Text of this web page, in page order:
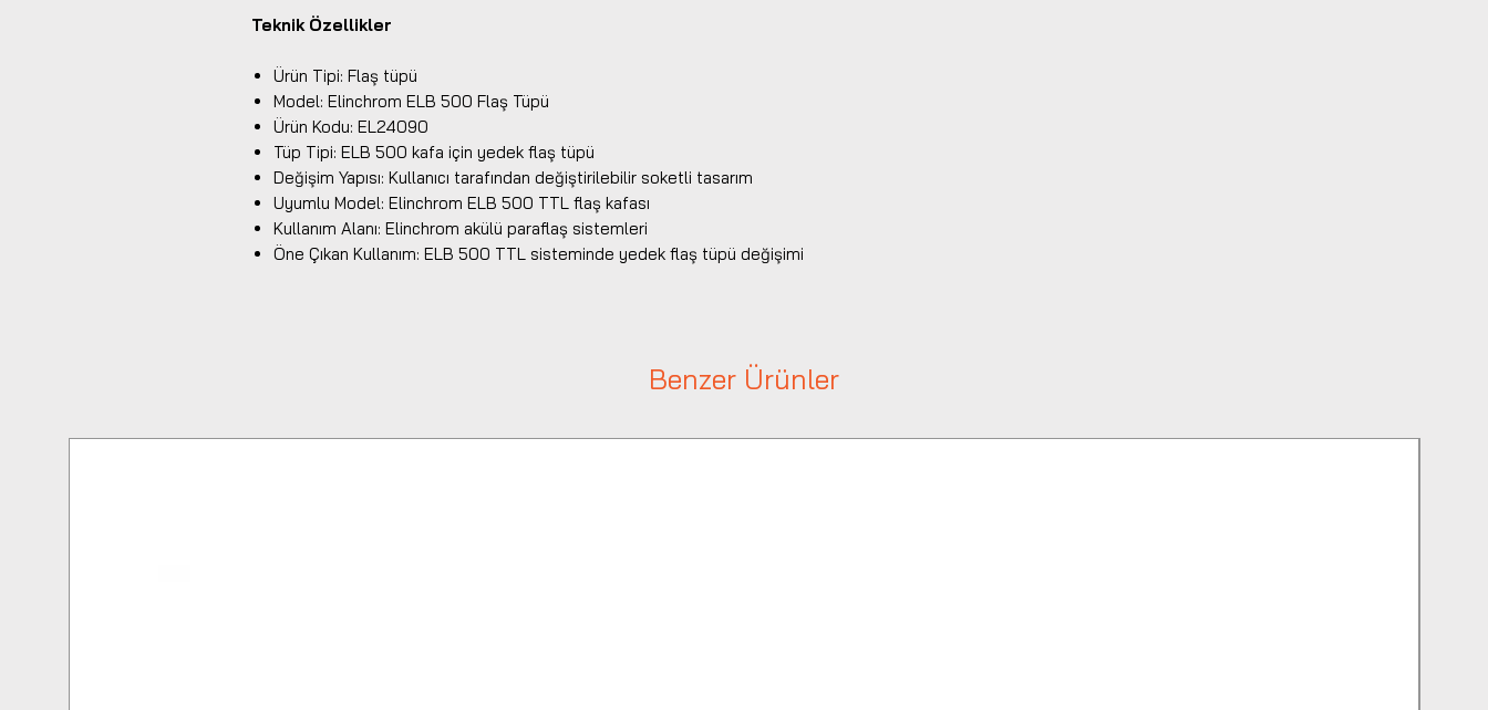
Teknik Özellikler
Ürün Tipi: Flaş tüpü
Model: Elinchrom ELB 500 Flaş Tüpü
Ürün Kodu: EL24090
Tüp Tipi: ELB 500 kafa için yedek flaş tüpü
Değişim Yapısı: Kullanıcı tarafından değiştirilebilir soketli tasarım
Uyumlu Model: Elinchrom ELB 500 TTL flaş kafası
Kullanım Alanı: Elinchrom akülü paraflaş sistemleri
Öne Çıkan Kullanım: ELB 500 TTL sisteminde yedek flaş tüpü değişimi
Benzer Ürünler